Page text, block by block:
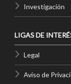
Investigación
LIGAS DE
Legal
Aviso de